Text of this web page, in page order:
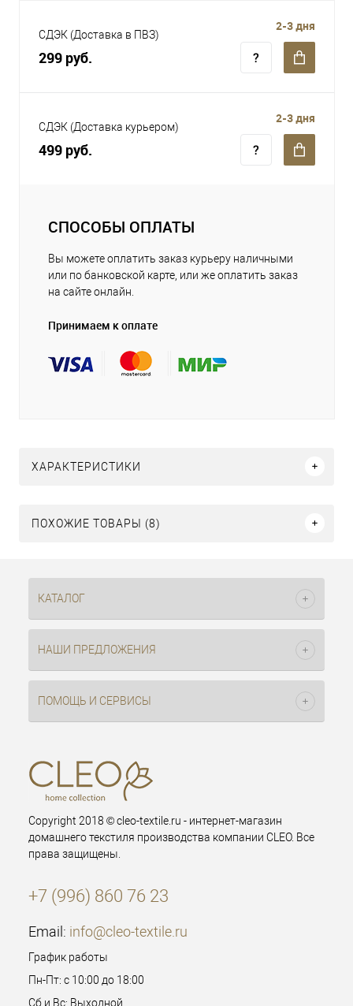
СДЭК (Доставка в ПВЗ)
299 руб.
2-3 дня
СДЭК (Доставка курьером)
499 руб.
2-3 дня
СПОСОБЫ ОПЛАТЫ
Вы можете оплатить заказ курьеру наличными
или по банковской карте, или же оплатить заказ
на сайте онлайн.
Принимаем к оплате
ХАРАКТЕРИСТИКИ
ПОХОЖИЕ ТОВАРЫ (8)
КАТАЛОГ
НАШИ ПРЕДЛОЖЕНИЯ
ПОМОЩЬ И СЕРВИСЫ
Copyright 2018 © cleo-textile.ru - интернет-магазин
домашнего текстиля производства компании CLEO. Все
права защищены.
+7 (996) 860 76 23
Email: info@cleo-textile.ru
График работы
Пн-Пт: с 10:00 до 18:00
Сб и Вс: Выходной